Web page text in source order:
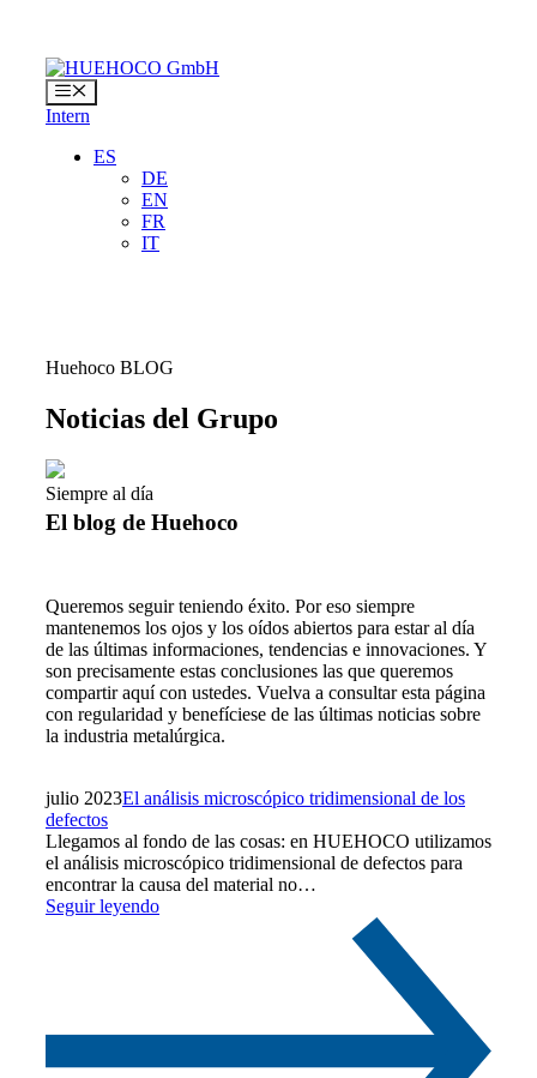
contenido
Menú
Intern
ES
DE
EN
FR
IT
Huehoco BLOG
Noticias del Grupo
El blog de Huehoco
Siempre al día
Queremos seguir teniendo éxito. Por eso siempre
mantenemos los ojos y los oídos abiertos para estar al día
de las últimas informaciones, tendencias e innovaciones. Y
son precisamente estas conclusiones las que queremos
compartir aquí con ustedes. Vuelva a consultar esta página
con regularidad y benefíciese de las últimas noticias sobre
la industria metalúrgica.
julio 2023El análisis microscópico tridimensional de los
defectos
Llegamos al fondo de las cosas: en HUEHOCO utilizamos
el análisis microscópico tridimensional de defectos para
encontrar la causa del material no…
Seguir leyendo